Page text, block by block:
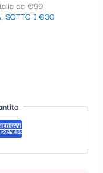
da €99
, SOTTO I €30